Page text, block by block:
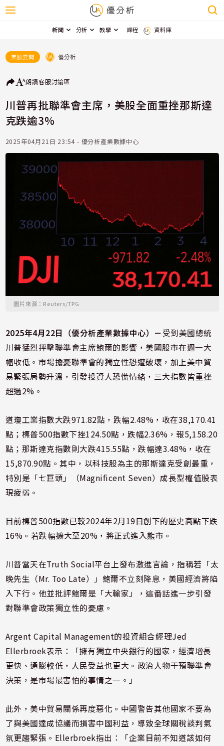
新聞 分析 教學 課程 資料庫
美股要聞 優分析
朗讀客服討論區
川普再批聯準會主席，美股全面重挫那斯達
克跌逾3%
2025年04月21日 23:54 - 優分析產業數據中心
圖片來源：Reuters/TPG
2025年4月22日（優分析產業數據中心）－受到美國總統
川普猛烈抨擊聯準會主席鮑爾的影響，美國股市在週一大
幅收低。市場擔憂聯準會的獨立性恐遭破壞，加上美中貿
易緊張局勢升溫，引發投資人恐慌情緒，三大指數皆重挫
超過2%。
道瓊工業指數大跌971.82點，跌幅2.48%，收在38,170.41
點；標普500指數下挫124.50點，跌幅2.36%，報5,158.20
點；那斯達克指數則大跌415.55點，跌幅達3.48%，收在
15,870.90點。其中，以科技股為主的那斯達克受創最重，
特別是「七巨頭」（Magnificent Seven）成長型權值股表
現疲弱。
目前標普500指數已較2024年2月19日創下的歷史高點下跌
16%。若跌幅擴大至20%，將正式進入熊市。
川普當天在Truth Social平台上發布激進言論，指稱若「太
晚先生（Mr. Too Late）」鮑爾不立刻降息，美國經濟將陷
入下行。他並批評鮑爾是「大輸家」，這番話進一步引發
對聯準會政策獨立性的憂慮。
Argent Capital Management的投資組合經理Jed
Ellerbroek表示：「擁有獨立中央銀行的國家，經濟增長
更快、通膨較低，人民受益也更大。政治人物干預聯準會
決策，是市場最害怕的事情之一。」
此外，美中貿易關係再度惡化。中國警告其他國家不要為
了與美國達成協議而損害中國利益，導致全球關稅談判氣
氛更趨緊張。Ellerbroek指出：「企業目前不知道該如何